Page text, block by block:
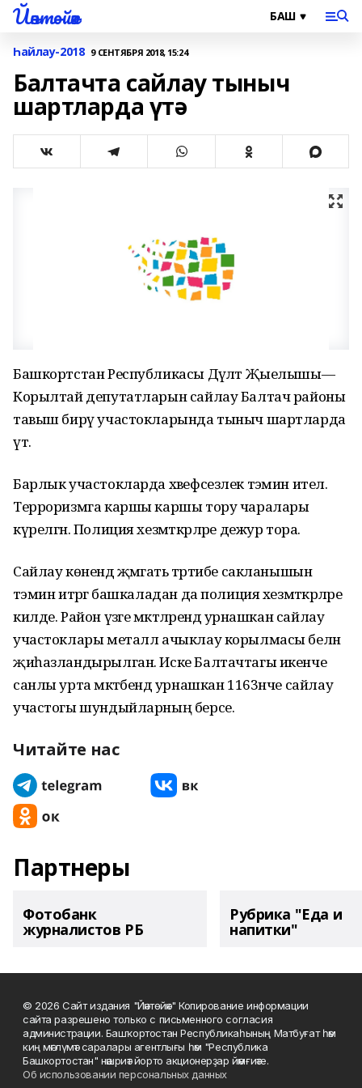
Йәнтөйәк
Һайлау-2018 9 СЕНТЯБРЯ 2018, 15:24
Балтачта сайлау тыныч
шартларда үтә
Башкортстан Республикасы Дәүләт Җыелышы—
Корылтай депутатларын сайлау Балтач районы
тавыш бирү участокларында тыныч шартларда
үтә.
Барлык участокларда хәвефсезлек тәэмин ителә.
Терроризмга каршы каршы тору чаралары
күрелгән. Полиция хезмәткәрләре дежур тора.
Сайлау көнендә җәмәгать тәртибе сакланышын
тәэмин итәргә башкаладан да полиция хезмәткәрләре
килде. Район үзәге мәктәләрендә урнашкан сайлау
участоклары металл ачыклау корылмасы белән
җиһазландырылган. Иске Балтачтагы икенче
санлы урта мәктәбендә урнашкан 1163нче сайлау
участогы шундыйларның берсе.
Читайте нас
Партнеры
Фотобанк
журналистов РБ
Рубрика "Еда и
напитки"
© 2026 Сайт издания "Йәнтөйәк" Копирование информации
сайта разрешено только с письменного согласия
администрации. Башҡортостан Республикаһының Матбуғат һәм
киң мәғлүмәт саралары агентлығы һәм "Республика
Башкортостан" нәшриәт йорто акционерҙар йәмғиәте.
Об использовании персональных данных